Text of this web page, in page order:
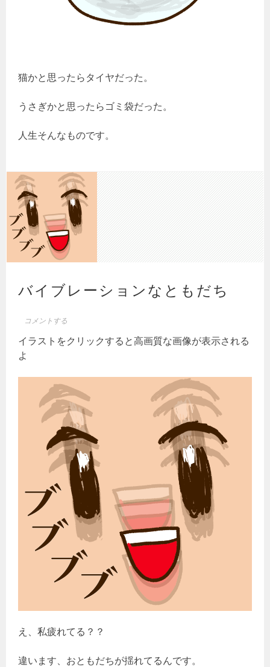
猫かと思ったらタイヤだった。
うさぎかと思ったらゴミ袋だった。
人生そんなものです。
バイブレーションなともだち
コメントする
イラストをクリックすると高画質な画像が表示される
よ
え、私疲れてる？？
違います、おともだちが揺れてるんです。